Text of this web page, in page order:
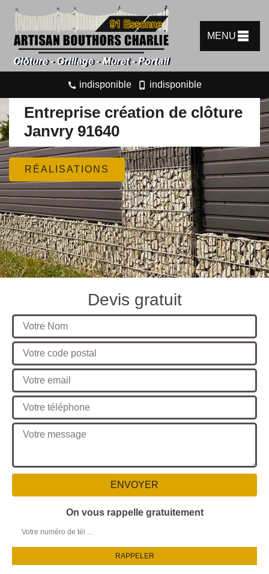
MENU
indisponible indisponible
Entreprise création de clôture
Janvry 91640
RÉALISATIONS
Devis gratuit
On vous rappelle gratuitement